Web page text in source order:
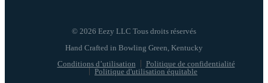
© 2026 Eezy LLC Tous droits réservés
Conditions d’utilisation
Politique de confidentialité
Politique d'utilisation équitable